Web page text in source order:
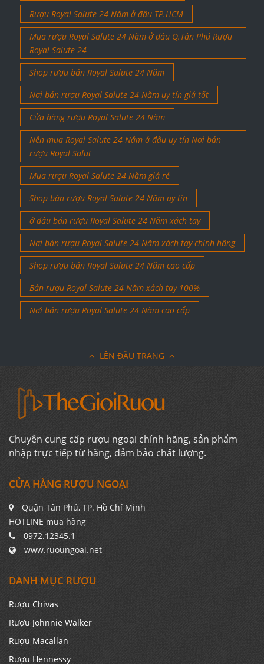
Rượu Royal Salute 24 Năm ở đâu TP.HCM
Mua rượu Royal Salute 24 Năm ở đâu Q.Tân Phú Rượu
Royal Salute 24
Shop rượu bán Royal Salute 24 Năm
Nơi bán rượu Royal Salute 24 Năm uy tín giá tốt
Cửa hàng rượu Royal Salute 24 Năm
Nên mua Royal Salute 24 Năm ở đâu uy tín Nơi bán
rượu Royal Salut
Mua rượu Royal Salute 24 Năm giá rẻ
Shop bán rượu Royal Salute 24 Năm uy tín
ở đâu bán rượu Royal Salute 24 Năm xách tay
Nơi bán rượu Royal Salute 24 Năm xách tay chính hãng
Shop rượu bán Royal Salute 24 Năm cao cấp
Bán rượu Royal Salute 24 Năm xách tay 100%
Nơi bán rượu Royal Salute 24 Năm cao cấp
LÊN ĐẦU TRANG
Chuyên cung cấp rượu ngoại chính hãng, sản phẩm
nhập trực tiếp từ hãng, đảm bảo chất lượng.
CỬA HÀNG RƯỢU NGOẠI
Quận Tân Phú, TP. Hồ Chí Minh
HOTLINE mua hàng
0972.12345.1
www.ruoungoai.net
DANH MỤC RƯỢU
Rượu Chivas
Rượu Johnnie Walker
Rượu Macallan
Rượu Hennessy